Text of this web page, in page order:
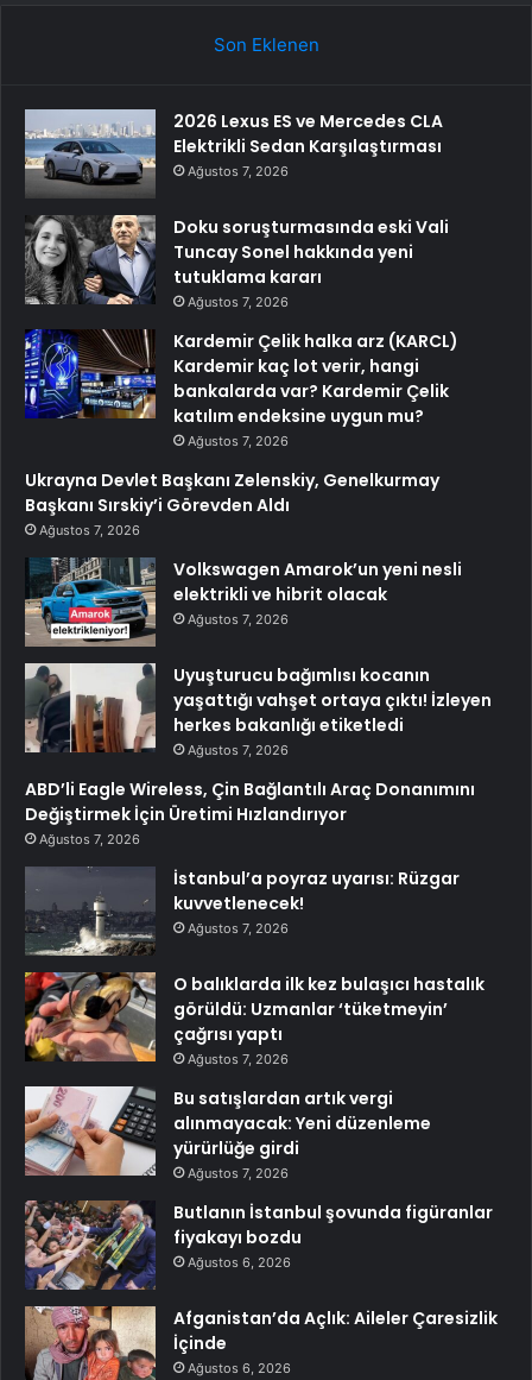
Son Eklenen
2026 Lexus ES ve Mercedes CLA
Elektrikli Sedan Karşılaştırması
Ağustos 7, 2026
Doku soruşturmasında eski Vali
Tuncay Sonel hakkında yeni
tutuklama kararı
Ağustos 7, 2026
Kardemir Çelik halka arz (KARCL)
Kardemir kaç lot verir, hangi
bankalarda var? Kardemir Çelik
katılım endeksine uygun mu?
Ağustos 7, 2026
Ukrayna Devlet Başkanı Zelenskiy, Genelkurmay
Başkanı Sırskiy’i Görevden Aldı
Ağustos 7, 2026
Volkswagen Amarok’un yeni nesli
elektrikli ve hibrit olacak
Ağustos 7, 2026
Uyuşturucu bağımlısı kocanın
yaşattığı vahşet ortaya çıktı! İzleyen
herkes bakanlığı etiketledi
Ağustos 7, 2026
ABD’li Eagle Wireless, Çin Bağlantılı Araç Donanımını
Değiştirmek İçin Üretimi Hızlandırıyor
Ağustos 7, 2026
İstanbul’a poyraz uyarısı: Rüzgar
kuvvetlenecek!
Ağustos 7, 2026
O balıklarda ilk kez bulaşıcı hastalık
görüldü: Uzmanlar ‘tüketmeyin’
çağrısı yaptı
Ağustos 7, 2026
Bu satışlardan artık vergi
alınmayacak: Yeni düzenleme
yürürlüğe girdi
Ağustos 7, 2026
Butlanın İstanbul şovunda figüranlar
fiyakayı bozdu
Ağustos 6, 2026
Afganistan’da Açlık: Aileler Çaresizlik
İçinde
Ağustos 6, 2026